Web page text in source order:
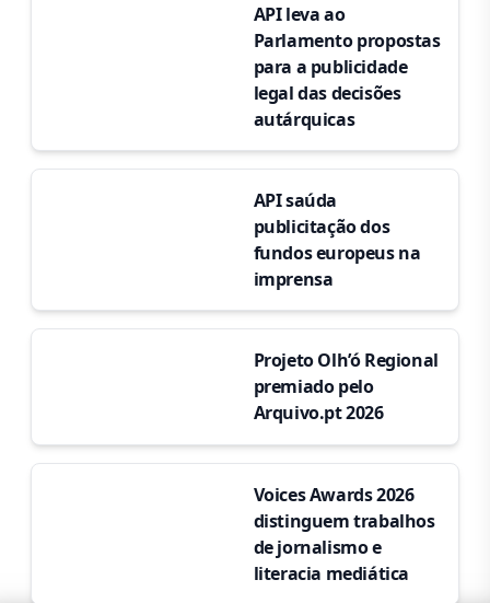
API leva ao
Parlamento propostas
para a publicidade
legal das decisões
autárquicas
API saúda
publicitação dos
fundos europeus na
imprensa
Projeto Olh’ó Regional
premiado pelo
Arquivo.pt 2026
Voices Awards 2026
distinguem trabalhos
de jornalismo e
literacia mediática